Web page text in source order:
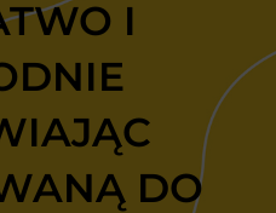
I
DO